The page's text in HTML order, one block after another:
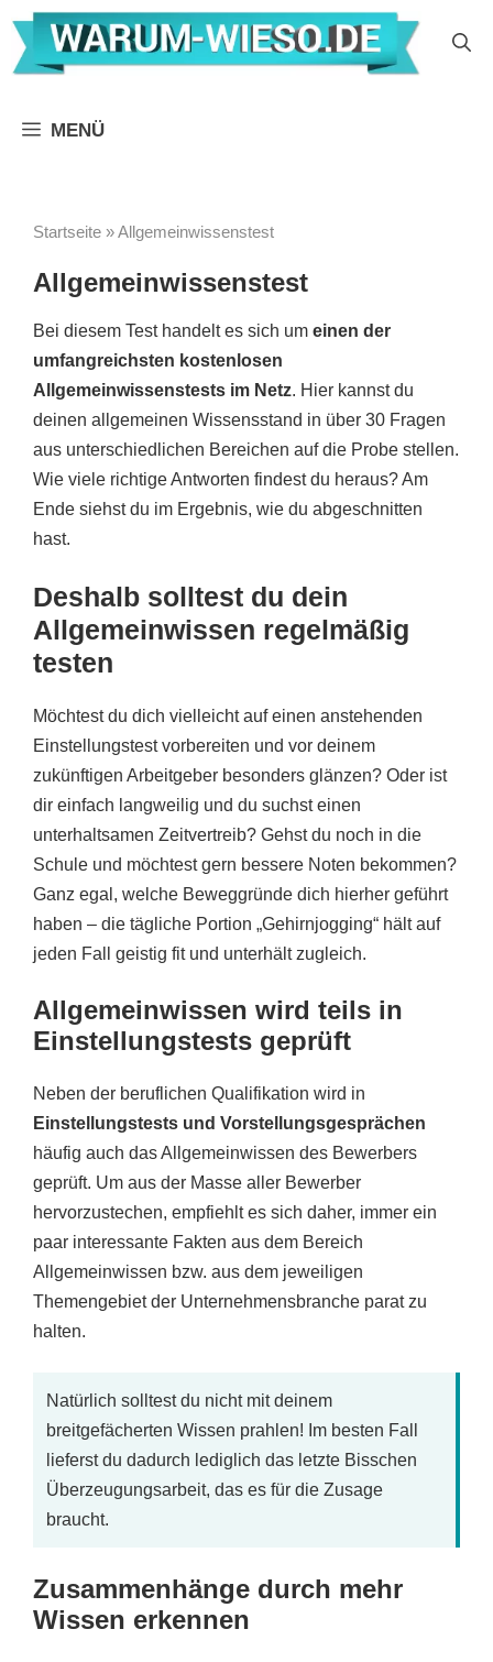
Zum
Inhalt
springen
MENÜ
Startseite »Allgemeinwissenstest
Allgemeinwissenstest
Bei diesem Test handelt es sich um einen der
umfangreichsten kostenlosen
Allgemeinwissenstests im Netz. Hier kannst du
deinen allgemeinen Wissensstand in über 30 Fragen
aus unterschiedlichen Bereichen auf die Probe stellen.
Wie viele richtige Antworten findest du heraus? Am
Ende siehst du im Ergebnis, wie du abgeschnitten
hast.
Deshalb solltest du dein
Allgemeinwissen regelmäßig
testen
Möchtest du dich vielleicht auf einen anstehenden
Einstellungstest vorbereiten und vor deinem
zukünftigen Arbeitgeber besonders glänzen? Oder ist
dir einfach langweilig und du suchst einen
unterhaltsamen Zeitvertreib? Gehst du noch in die
Schule und möchtest gern bessere Noten bekommen?
Ganz egal, welche Beweggründe dich hierher geführt
haben – die tägliche Portion „Gehirnjogging“ hält auf
jeden Fall geistig fit und unterhält zugleich.
Allgemeinwissen wird teils in
Einstellungstests geprüft
Neben der beruflichen Qualifikation wird in
Einstellungstests und Vorstellungsgesprächen
häufig auch das Allgemeinwissen des Bewerbers
geprüft. Um aus der Masse aller Bewerber
hervorzustechen, empfiehlt es sich daher, immer ein
paar interessante Fakten aus dem Bereich
Allgemeinwissen bzw. aus dem jeweiligen
Themengebiet der Unternehmensbranche parat zu
halten.
Natürlich solltest du nicht mit deinem
breitgefächerten Wissen prahlen! Im besten Fall
lieferst du dadurch lediglich das letzte Bisschen
Überzeugungsarbeit, das es für die Zusage
braucht.
Zusammenhänge durch mehr
Wissen erkennen